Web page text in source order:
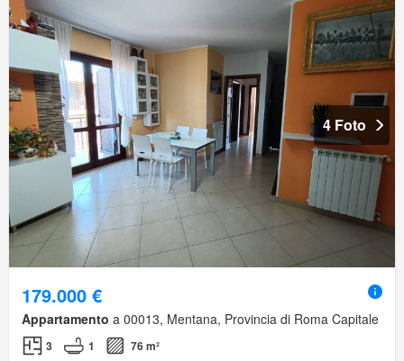
4 Foto
179.000 €
Appartamento a 00013, Mentana, Provincia di Roma Capitale
3 1
76 m²